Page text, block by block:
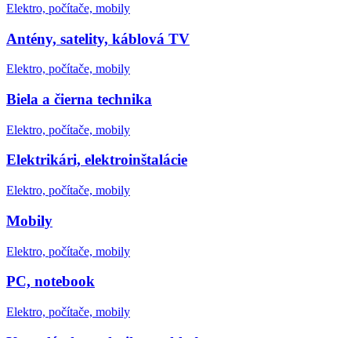
Elektro, počítače, mobily
Antény, satelity, káblová TV
Elektro, počítače, mobily
Biela a čierna technika
Elektro, počítače, mobily
Elektrikári, elektroinštalácie
Elektro, počítače, mobily
Mobily
Elektro, počítače, mobily
PC, notebook
Elektro, počítače, mobily